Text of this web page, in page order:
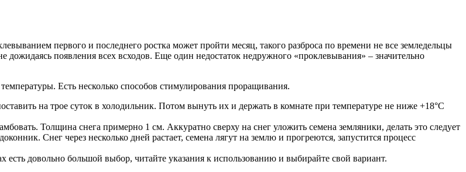
первого и последнего ростка может пройти месяц, такого разброса по времени не все земледельцы
дожидаясь появления всех всходов. Еще один недостаток недружного «проклевывания» – значительно
Есть несколько способов стимулирования проращивания.
на трое суток в холодильник. Потом вынуть их и держать в комнате при температуре не ниже +18°С
Толщина снега примерно 1 см. Аккуратно сверху на снег уложить семена земляники, делать это следует
Снег через несколько дней растает, семена лягут на землю и прогреются, запустится процесс
довольно большой выбор, читайте указания к использованию и выбирайте свой вариант.